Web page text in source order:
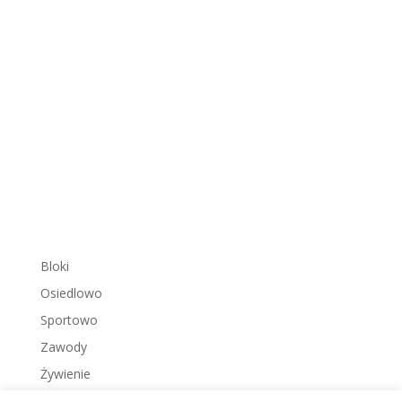
Bloki
Osiedlowo
Sportowo
Zawody
Żywienie